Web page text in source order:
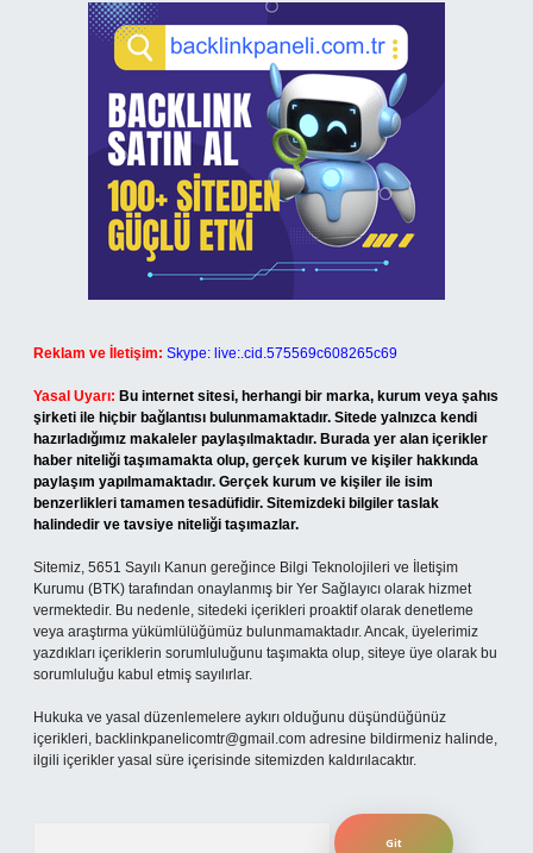
Reklam ve İletişim: Skype: live:.cid.575569c608265c69
Yasal Uyarı: Bu internet sitesi, herhangi bir marka, kurum veya şahıs
şirketi ile hiçbir bağlantısı bulunmamaktadır. Sitede yalnızca kendi
hazırladığımız makaleler paylaşılmaktadır. Burada yer alan içerikler
haber niteliği taşımamakta olup, gerçek kurum ve kişiler hakkında
paylaşım yapılmamaktadır. Gerçek kurum ve kişiler ile isim
benzerlikleri tamamen tesadüfidir. Sitemizdeki bilgiler taslak
halindedir ve tavsiye niteliği taşımazlar.
Sitemiz, 5651 Sayılı Kanun gereğince Bilgi Teknolojileri ve İletişim
Kurumu (BTK) tarafından onaylanmış bir Yer Sağlayıcı olarak hizmet
vermektedir. Bu nedenle, sitedeki içerikleri proaktif olarak denetleme
veya araştırma yükümlülüğümüz bulunmamaktadır. Ancak, üyelerimiz
yazdıkları içeriklerin sorumluluğunu taşımakta olup, siteye üye olarak bu
sorumluluğu kabul etmiş sayılırlar.
Hukuka ve yasal düzenlemelere aykırı olduğunu düşündüğünüz
içerikleri, backlinkpanelicomtr@gmail.com adresine bildirmeniz halinde,
ilgili içerikler yasal süre içerisinde sitemizden kaldırılacaktır.